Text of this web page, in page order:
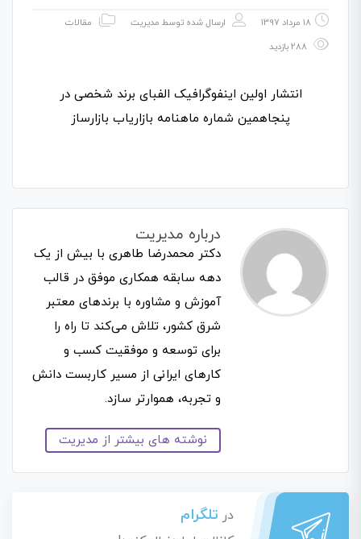
18 مرداد 1397 ارسال شده توسط مدیریت
مقالات
انتشار اولین اینفوگرافیک الفبای برند شخصی در
پنجاهمین شماره ماهنامه بازاریاب بازارساز
درباره مدیریت
دکتر محمدرضا طاهری با بیش از یک
دهه سابقه همکاری موفق در قالب
آموزش و مشاوره با برندهای معتبر
شرق کشور، تلاش می‌کند تا راه را
برای توسعه و موفقیت کسب و
کارهای ایرانی از مسیر کاربست دانش
و تجربه، هموارتر سازد.
نوشته های بیشتر از مدیریت
در تلگرام